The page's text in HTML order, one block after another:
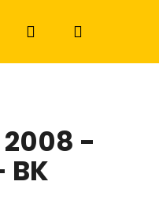
PMG Odznaky a
PrihlásenieNákupný
-
BK